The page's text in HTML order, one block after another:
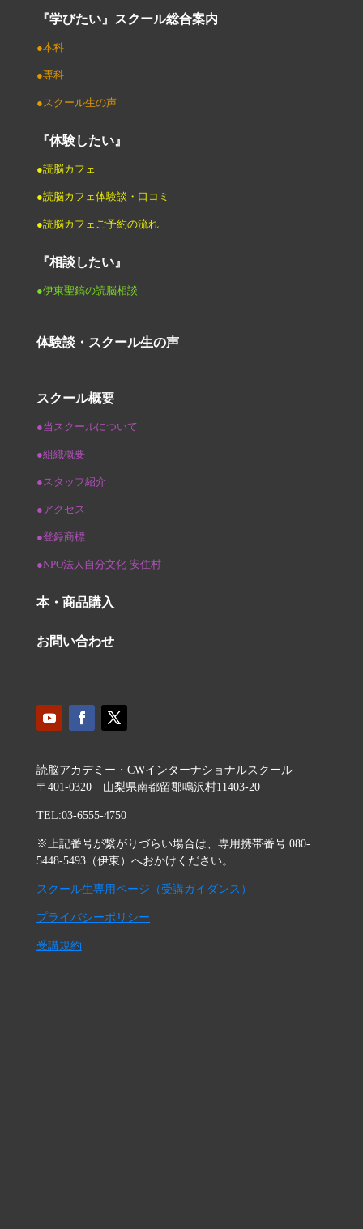
『学びたい』スクール総合案内
●本科
●専科
●スクール生の声
『体験したい』
●読脳カフェ
●読脳カフェ体験談・口コミ
●読脳カフェご予約の流れ
『相談したい』
●伊東聖鎬の読脳相談
体験談・スクール生の声
スクール概要
●当スクールについて
●組織概要
●スタッフ紹介
●アクセス
●登録商標
●NPO法人自分文化-安住村
本・商品購入
お問い合わせ
読脳アカデミー・CWインターナショナルスクール
〒401-0320 山梨県南都留郡鳴沢村11403-20
TEL:03-6555-4750
※上記番号が繋がりづらい場合は、専用携帯番号 080-
5448-5493（伊東）へおかけください。
スクール生専用ページ（受講ガイダンス）
プライバシーポリシー
受講規約